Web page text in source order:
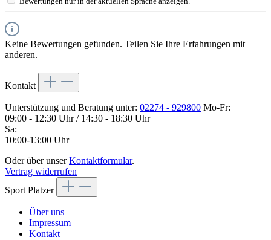
Keine Bewertungen gefunden. Teilen Sie Ihre Erfahrungen mit
anderen.
Kontakt
Unterstützung und Beratung unter: 02274 - 929800 Mo-Fr:
09:00 - 12:30 Uhr / 14:30 - 18:30 Uhr
Sa:
10:00-13:00 Uhr
Oder über unserKontaktformular.
Vertrag widerrufen
Sport Platzer
Über uns
Impressum
Kontakt